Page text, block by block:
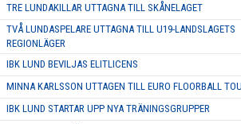
TRE LUNDAKILLAR UTTAGNA TILL SKÅNELAGET
TVÅ LUNDASPELARE UTTAGNA TILL U19-LANDSLAGETS
REGIONLÄGER
IBK LUND BEVILJAS ELITLICENS
MINNA KARLSSON UTTAGEN TILL EURO FLOORBALL
IBK LUND STARTAR UPP NYA TRÄNINGSGRUPPER